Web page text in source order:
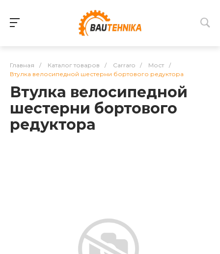
Главная / Каталог товаров / Carraro / Мост
/
Втулка велосипедной шестерни бортового редуктора
Втулка велосипедной
шестерни бортового
редуктора